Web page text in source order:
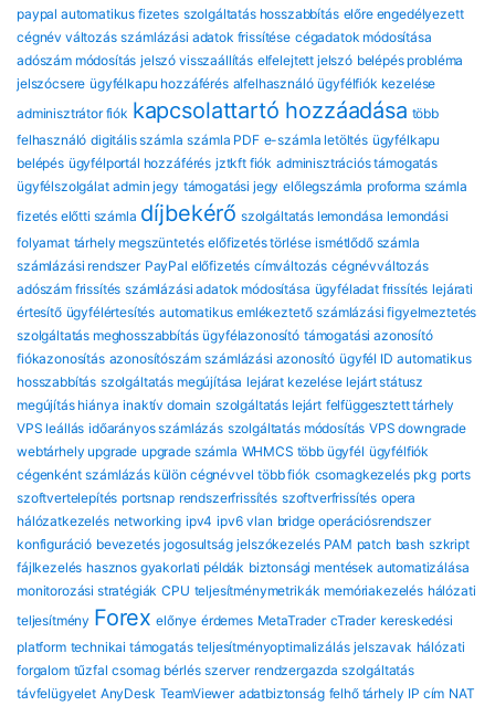
paypal automatikus fizetes szolgáltatás hosszabbítás előre engedélyezett
cégnév változás számlázási adatok frissítése cégadatok módosítása
adószám módosítás jelszó visszaállítás elfelejtett jelszó belépés probléma
jelszócsere ügyfélkapu hozzáférés alfelhasználó ügyfélfiók kezelése
adminisztrátor fiók kapcsolattartó hozzáadása több
felhasználó digitális számla számla PDF e-számla letöltés ügyfélkapu
belépés ügyfélportál hozzáférés jztkft fiók adminisztrációs támogatás
ügyfélszolgálat admin jegy támogatási jegy előlegszámla proforma számla
fizetés előtti számla díjbekérő szolgáltatás lemondása lemondási
folyamat tárhely megszüntetés előfizetés törlése ismétlődő számla
számlázási rendszer PayPal előfizetés címváltozás cégnévváltozás
adószám frissítés számlázási adatok módosítása ügyféladat frissítés lejárati
értesítő ügyfélértesítés automatikus emlékeztető számlázási figyelmeztetés
szolgáltatás meghosszabbítás ügyfélazonosító támogatási azonosító
fiókazonosítás azonosítószám számlázási azonosító ügyfél ID automatikus
hosszabbítás szolgáltatás megújítása lejárat kezelése lejárt státusz
megújítás hiánya inaktív domain szolgáltatás lejárt felfüggesztett tárhely
VPS leállás időarányos számlázás szolgáltatás módosítás VPS downgrade
webtárhely upgrade upgrade számla WHMCS több ügyfél ügyfélfiók
cégenként számlázás külön cégnévvel több fiók csomagkezelés pkg ports
szoftvertelepítés portsnap rendszerfrissítés szoftverfrissítés opera
hálózatkezelés networking ipv4 ipv6 vlan bridge operációsrendszer
konfiguráció bevezetés jogosultság jelszókezelés PAM patch bash szkript
fájlkezelés hasznos gyakorlati példák biztonsági mentések automatizálása
monitorozási stratégiák CPU teljesítménymetrikák memóriakezelés hálózati
teljesítmény Forex előnye érdemes MetaTrader cTrader kereskedési
platform technikai támogatás teljesítményoptimalizálás jelszavak hálózati
forgalom tűzfal csomag bérlés szerver rendzergazda szolgáltatás
távfelügyelet AnyDesk TeamViewer adatbiztonság felhő tárhely IP cím NAT